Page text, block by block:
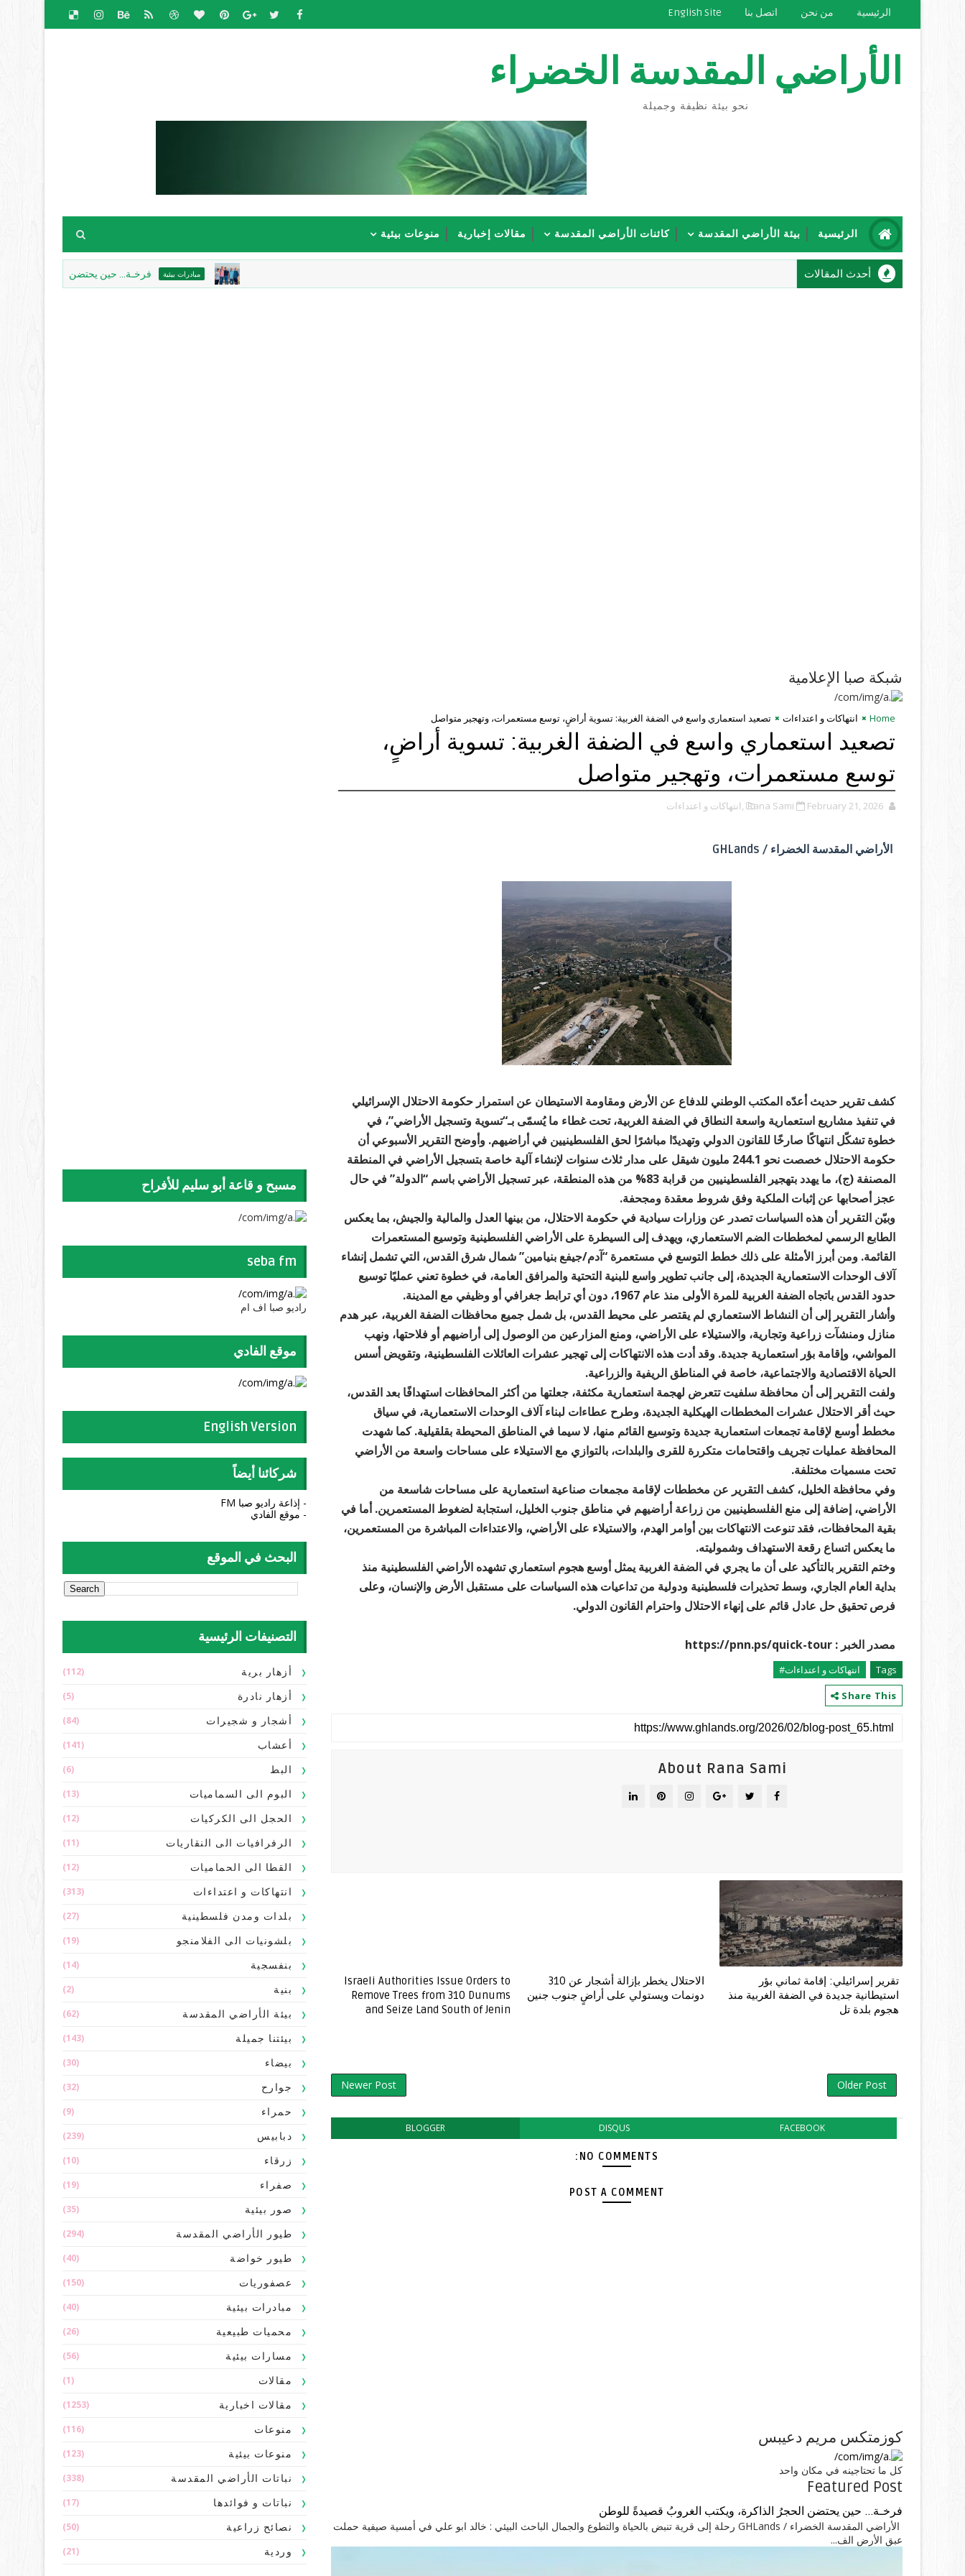
الرئيسية من نحن اتصل بنا English Site
الأراضي المقدسة الخضراء
نحو بيئة نظيفة وجميلة
الرئيسية بيئة الأراضي المقدسة كائنات الأراضي المقدسة مقالات إخبارية منوعات بيئية
أحدث المقالات مبادرات بيئية فرخـة... حين يحتضن الحجرُ الذاكرة، ويكتب
شبكة صبا الإعلامية
Home انتهاكات و اعتداءات تصعيد استعماري واسع في الضفة الغربية: تسوية أراضٍ، توسع مستعمرات، وتهجير متواصل
تصعيد استعماري واسع في الضفة الغربية: تسوية أراضٍ،
توسع مستعمرات، وتهجير متواصل
Rana Sami February 21, 2026 ,انتهاكات و اعتداءات
الأراضي المقدسة الخضراء / GHLands
كشف تقرير حديث أعدّه المكتب الوطني للدفاع عن الأرض ومقاومة الاستيطان عن استمرار حكومة الاحتلال الإسرائيلي
في تنفيذ مشاريع استعمارية واسعة النطاق في الضفة الغربية، تحت غطاء ما يُسمّى بـ“تسوية وتسجيل الأراضي”، في
خطوة تشكّل انتهاكًا صارخًا للقانون الدولي وتهديدًا مباشرًا لحق الفلسطينيين في أراضيهم. وأوضح التقرير الأسبوعي أن
حكومة الاحتلال خصصت نحو 244.1 مليون شيقل على مدار ثلاث سنوات لإنشاء آلية خاصة بتسجيل الأراضي في المنطقة
المصنفة (ج)، ما يهدد بتهجير الفلسطينيين من قرابة 83% من هذه المنطقة، عبر تسجيل الأراضي باسم “الدولة” في حال
عجز أصحابها عن إثبات الملكية وفق شروط معقدة ومجحفة.
وبيّن التقرير أن هذه السياسات تصدر عن وزارات سيادية في حكومة الاحتلال، من بينها العدل والمالية والجيش، بما يعكس
الطابع الرسمي لمخططات الضم الاستعماري، ويهدف إلى السيطرة على الأراضي الفلسطينية وتوسيع المستعمرات
القائمة. ومن أبرز الأمثلة على ذلك خطط التوسع في مستعمرة “آدم/جيفع بنيامين” شمال شرق القدس، التي تشمل إنشاء
آلاف الوحدات الاستعمارية الجديدة، إلى جانب تطوير واسع للبنية التحتية والمرافق العامة، في خطوة تعني عمليًا توسيع
حدود القدس باتجاه الضفة الغربية للمرة الأولى منذ عام 1967، دون أي ترابط جغرافي أو وظيفي مع المدينة.
وأشار التقرير إلى أن النشاط الاستعماري لم يقتصر على محيط القدس، بل شمل جميع محافظات الضفة الغربية، عبر هدم
منازل ومنشآت زراعية وتجارية، والاستيلاء على الأراضي، ومنع المزارعين من الوصول إلى أراضيهم أو فلاحتها، ونهب
المواشي، وإقامة بؤر استعمارية جديدة. وقد أدت هذه الانتهاكات إلى تهجير عشرات العائلات الفلسطينية، وتقويض أسس
الحياة الاقتصادية والاجتماعية، خاصة في المناطق الريفية والزراعية.
ولفت التقرير إلى أن محافظة سلفيت تتعرض لهجمة استعمارية مكثفة، جعلتها من أكثر المحافظات استهدافًا بعد القدس،
حيث أقر الاحتلال عشرات المخططات الهيكلية الجديدة، وطرح عطاءات لبناء آلاف الوحدات الاستعمارية، في سياق
مخطط أوسع لإقامة تجمعات استعمارية جديدة وتوسيع القائم منها، لا سيما في المناطق المحيطة بقلقيلية. كما شهدت
المحافظة عمليات تجريف واقتحامات متكررة للقرى والبلدات، بالتوازي مع الاستيلاء على مساحات واسعة من الأراضي
تحت مسميات مختلفة.
وفي محافظة الخليل، كشف التقرير عن مخططات لإقامة مجمعات صناعية استعمارية على مساحات شاسعة من
الأراضي، إضافة إلى منع الفلسطينيين من زراعة أراضيهم في مناطق جنوب الخليل، استجابة لضغوط المستعمرين. أما في
بقية المحافظات، فقد تنوعت الانتهاكات بين أوامر الهدم، والاستيلاء على الأراضي، والاعتداءات المباشرة من المستعمرين،
ما يعكس اتساع رقعة الاستهداف وشموليته.
وختم التقرير بالتأكيد على أن ما يجري في الضفة الغربية يمثل أوسع هجوم استعماري تشهده الأراضي الفلسطينية منذ
بداية العام الجاري، وسط تحذيرات فلسطينية ودولية من تداعيات هذه السياسات على مستقبل الأرض والإنسان، وعلى
فرص تحقيق حل عادل قائم على إنهاء الاحتلال واحترام القانون الدولي.
مصدر الخبر : https://pnn.ps/quick-tour
Tags
انتهاكات و اعتداءات#
Share This
About Rana Sami
Israeli Authorities Issue Orders to
Remove Trees from 310 Dunums
and Seize Land South of Jenin
الاحتلال يخطر بإزالة أشجار عن 310
دونمات ويستولي على أراضٍ جنوب جنين
تقرير إسرائيلي: إقامة ثماني بؤر
استيطانية جديدة في الضفة الغربية منذ
هجوم بلدة تل
Newer Post Older Post
BLOGGER DISQUS FACEBOOK
NO COMMENTS:
POST A COMMENT
كوزمتكس مريم دعيبس
كل ما تحتاجينه في مكان واحد
Featured Post
فرخـة... حين يحتضن الحجرُ الذاكرة، ويكتب الغروبُ قصيدةً للوطن
الأراضي المقدسة الخضراء / GHLands رحلة إلى قرية تنبض بالحياة والتطوع والجمال الباحث البيئي : خالد ابو علي في أمسية صيفية حملت
عبق الأرض الف...
مسبح و قاعة أبو سليم للأفراح
seba fm
راديو صبا اف ام
موقع الفادي
English Version
شركائنا أيضاً
- إذاعة راديو صبا FM
- موقع الفادي
البحث في الموقع
التصنيفات الرئيسية
أزهار برية (112)
أزهار نادرة (5)
أشجار و شجيرات (84)
أعشاب (141)
البط (6)
البوم الى السماميات (13)
الحجل الى الكركيات (12)
الرفرافيات الى النقاريات (11)
القطا الى الحماميات (12)
انتهاكات و اعتداءات (313)
بلدات ومدن فلسطينية (27)
بلشونيات الى الفلامنجو (19)
بنفسجية (14)
بنية (2)
بيئة الأراضي المقدسة (62)
بيئتنا جميلة (143)
بيضاء (30)
جوارح (32)
حمراء (9)
دبابيس (239)
زرقاء (10)
صفراء (19)
صور بيئية (35)
طيور الأراضي المقدسة (294)
طيور خواضة (40)
عصفوريات (150)
مبادرات بيئية (40)
محميات طبيعية (26)
مسارات بيئية (56)
مقالات (1)
مقالات اخبارية (1253)
منوعات (116)
منوعات بيئية (123)
نباتات الأراضي المقدسة (338)
نباتات و فوائدها (17)
نصائح زراعية (50)
وردية (21)